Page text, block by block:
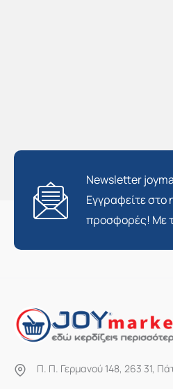
Newsletter
Εγγραφείτε στο
προσφορές! Με
Π. Π. Γερμανού 148, 263 31,